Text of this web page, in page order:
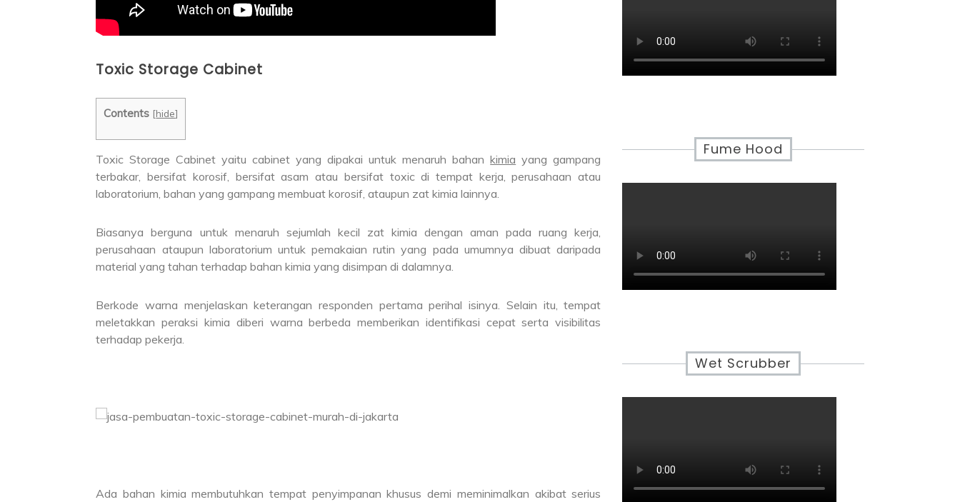
Toxic Storage Cabinet
Contents [hide]
Toxic Storage Cabinet yaitu cabinet yang dipakai untuk menaruh bahankimia yang gampang
terbakar, bersifat korosif, bersifat asam atau bersifat toxic di tempat kerja, perusahaan atau
laboratorium, bahan yang gampang membuat korosif, ataupun zat kimia lainnya.
Biasanya berguna untuk menaruh sejumlah kecil zat kimia dengan aman pada ruang kerja,
perusahaan ataupun laboratorium untuk pemakaian rutin yang pada umumnya dibuat daripada
material yang tahan terhadap bahan kimia yang disimpan di dalamnya.
Berkode warna menjelaskan keterangan responden pertama perihal isinya. Selain itu, tempat
meletakkan peraksi kimia diberi warna berbeda memberikan identifikasi cepat serta visibilitas
terhadap pekerja.
Ada bahan kimia membutuhkan tempat penyimpanan khusus demi meminimalkan akibat serius
Fume Hood
Wet Scrubber